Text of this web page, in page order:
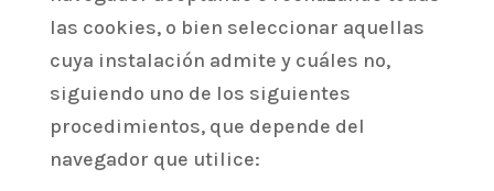
las cookies, o bien seleccionar aquellas
cuya instalación admite y cuáles no,
siguiendo uno de los siguientes
procedimientos, que depende del
navegador que utilice: